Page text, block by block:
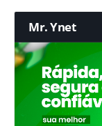
Mr. Ynet